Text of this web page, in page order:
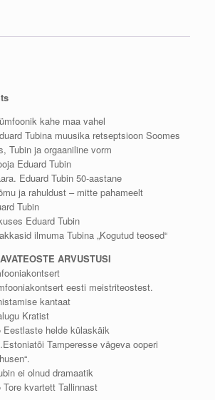
kahe maa vahel
Tubina muusika retseptsioon Soomes
Tubin ja orgaaniline vorm
Eduard Tubin
Eduard Tubin 50-aastane
ja rahuldust – mitte pahameelt
Tubin
Eduard Tubin
ilmuma Tubina „Kogutud teosed“
ARVUSTUSI
eesti meistriteostest.
kantaat
Kratist
Eestlaste helde külaskäik
Tamperesse vägeva ooperi
ei olnud dramaatik
kvartett Tallinnast